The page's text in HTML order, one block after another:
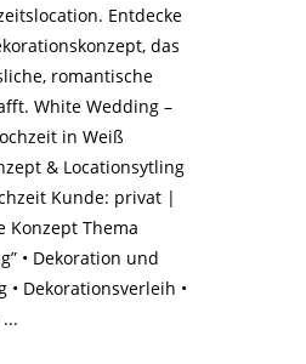
Entdecke
das
romantische
White Wedding –
in Weiß
& Locationsytling
Kunde: privat |
Konzept Thema
• Dekoration und
• Dekorationsverleih •